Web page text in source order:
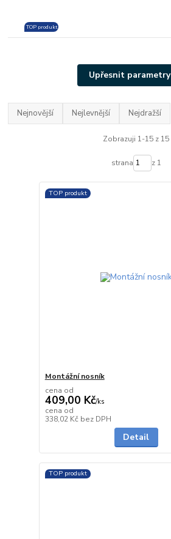
TOP produkt
Upřesnit parametry
Nejnovější Nejlevnější Nejdražší
Zobrazuji 1-15 z 15
strana z 1
TOP produkt
Montážní nosník
cena od
409,00 Kč/ks
cena od
338,02 Kč bez DPH
Detail
TOP produkt